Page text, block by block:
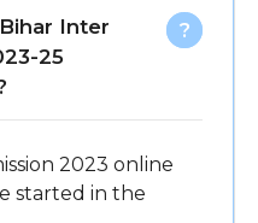
Inter
25
2023 online
started in the